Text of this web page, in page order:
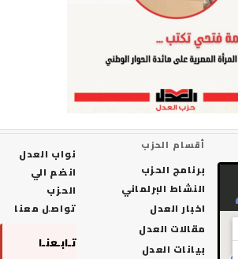
أقسام الحزب
برنامج الحزب
النشاط البرلماني
اخبار العدل
مقالات العدل
بيانات العدل
نواب العدل
انضم الي
تواصل معنا
تـابـعنـا